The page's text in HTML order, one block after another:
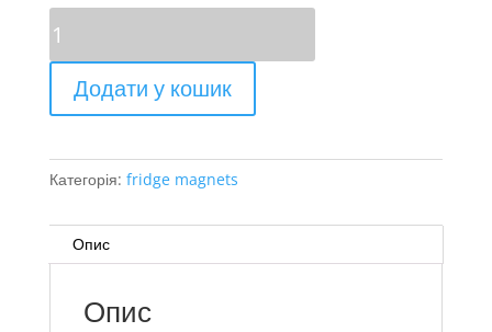
кількість
Додати у кошик
Категорія: fridge magnets
Опис
Опис